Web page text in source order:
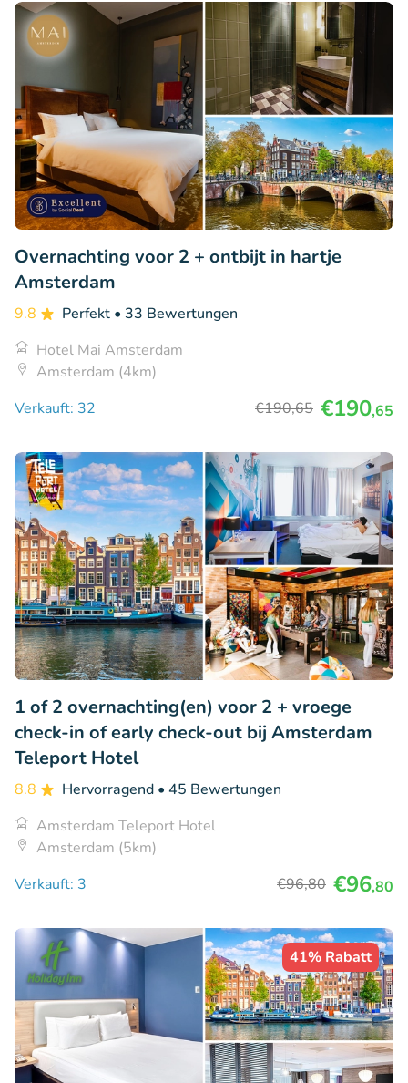
Overnachting voor 2 + ontbijt in hartje
Amsterdam
9.8 Perfekt • 33 Bewertungen
Hotel Mai Amsterdam
Amsterdam (4km)
Verkauft: 32
€190,65 €190,65
1 of 2 overnachting(en) voor 2 + vroege
check-in of early check-out bij Amsterdam
Teleport Hotel
8.8 Hervorragend • 45 Bewertungen
Amsterdam Teleport Hotel
Amsterdam (5km)
Verkauft: 3
€96,80 €96,80
41% Rabatt